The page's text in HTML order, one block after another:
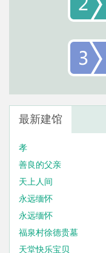
最新建馆
孝
善良的父亲
天上人间
永远缅怀
永远缅怀
福泉村徐德贵墓
天堂快乐宝贝